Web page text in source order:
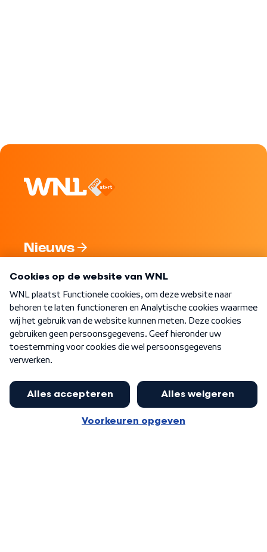
Nieuws
Nieuwsbrief
Word Lid